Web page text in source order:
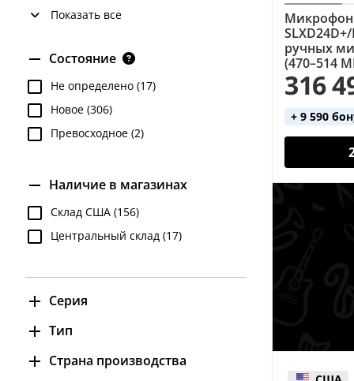
Показать все
Состояние
Не определено (17)
Новое (306)
Превосходное (2)
Наличие в магазинах
Склад США (156)
Центральный склад (17)
Серия
BLX (146)
Тип
Инструментальная радиосистема
Страна производства
ручных
(470–514
316
+ 9 590